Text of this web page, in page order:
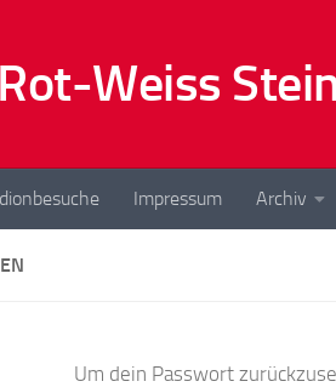
Weiss
Impressum Archiv
Um dein Passwort